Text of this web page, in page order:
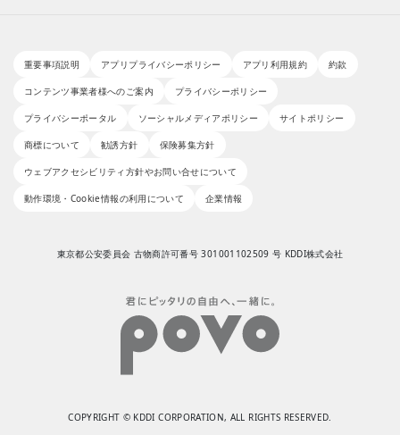
重要事項説明 アプリプライバシーポリシー アプリ利用規約 約款
コンテンツ事業者様へのご案内 プライバシーポリシー
プライバシーポータル ソーシャルメディアポリシー サイトポリシー
商標について 勧誘方針 保険募集方針
ウェブアクセシビリティ方針やお問い合せについて
動作環境・Cookie情報の利用について 企業情報
東京都公安委員会 古物商許可番号 301001102509 号 KDDI株式会社
COPYRIGHT © KDDI CORPORATION, ALL RIGHTS RESERVED.